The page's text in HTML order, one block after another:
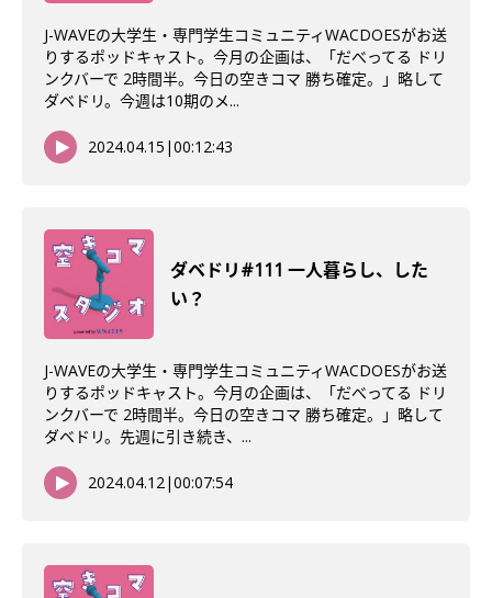
J-WAVEの大学生・専門学生コミュニティWACDOESがお送
りするポッドキャスト。今月の企画は、「だべってる ドリ
ンクバーで 2時間半。今日の空きコマ 勝ち確定。」略して
ダベドリ。今週は10期のメ...
2024.04.15 |00:12:43
ダベドリ#111 一人暮らし、した
い？
J-WAVEの大学生・専門学生コミュニティWACDOESがお送
りするポッドキャスト。今月の企画は、「だべってる ドリ
ンクバーで 2時間半。今日の空きコマ 勝ち確定。」略して
ダベドリ。先週に引き続き、...
2024.04.12|00:07:54